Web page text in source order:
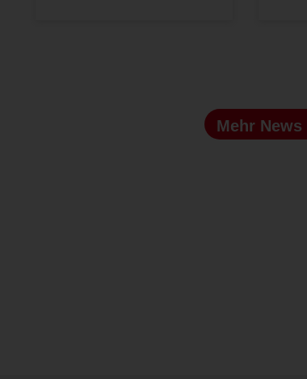
Mehr News